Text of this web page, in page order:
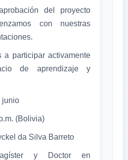
del proyecto
con nuestras
a participar activamente
de aprendizaje y
junio
(Bolivia)
da Silva Barreto
y Doctor en